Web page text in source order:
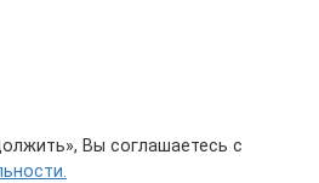
Вы соглашаетесь с